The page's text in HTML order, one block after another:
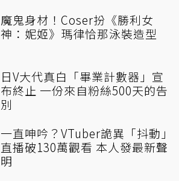
魔鬼身材！Coser扮《勝利女
神：妮姬》瑪律恰那泳裝造型
日V大代真白「畢業計數器」宣
布終止 一份來自粉絲500天的告
別
一直呻吟？VTuber詭異「抖動」
直播破130萬觀看 本人發最新聲
明